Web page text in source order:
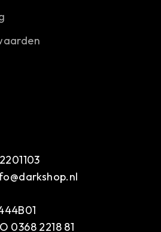
0368 2218 81